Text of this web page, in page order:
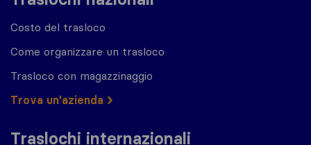
Costo del trasloco
Come organizzare un trasloco
Trasloco con magazzinaggio
Trova un'azienda
Traslochi internazionali